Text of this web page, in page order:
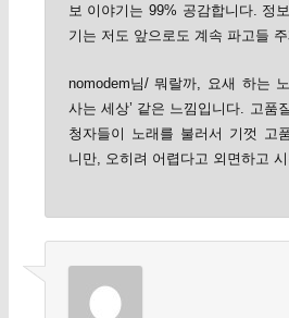
보 이야기는 99% 공감합니다. 정
기는 저도 앞으로도 계속 파고들 주
nomodem님/ 뭐랄까, 요새 하는
사는 세상’ 같은 느낌입니다. 고품
청자들이 노래를 불러서 기껏 고
니만, 오히려 어렵다고 외면하고